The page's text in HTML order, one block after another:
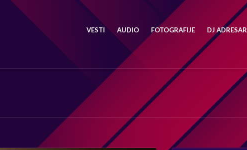
VESTI AUDIO FOTOGRAFIJE DJ ADRESAR